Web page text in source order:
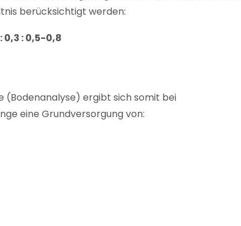
berücksichtigt werden:
: 0,3 : 0,5-0,8
(Bodenanalyse) ergibt sich somit bei
eine Grundversorgung von: